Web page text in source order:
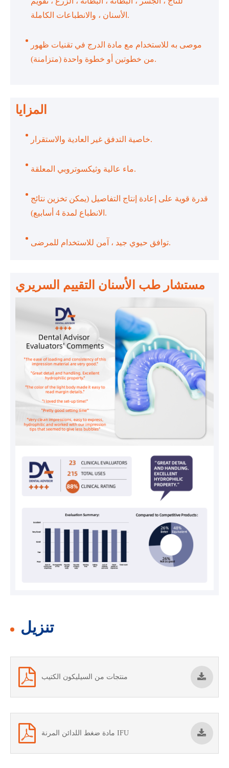
الأسنان ، والانطباعات الكاملة.
موصى به للاستخدام مع مادة الدرج في تقنيات ظهور
من خطوتين أو خطوة واحدة (متزامنة).
المزايا
خاصية التدفق غير العادية والاستقرار.
ماء عالية وثيكسوتروبي المعلقة.
قدرة قوية على إعادة إنتاج التفاصيل (يمكن تخزين نتائج
الانطباع لمدة 4 أسابيع).
توافق حيوي جيد ، آمن للاستخدام للمرضى.
مستشار طب الأسنان التقييم السريري
تنزيل
منتجات من السيليكون الكتيب
مادة ضغط اللدائن المرنة IFU